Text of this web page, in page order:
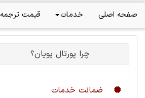
صفحه اصلی خدمات قیمت ترجمه
چرا پورتال پویان؟
ضمانت خدمات